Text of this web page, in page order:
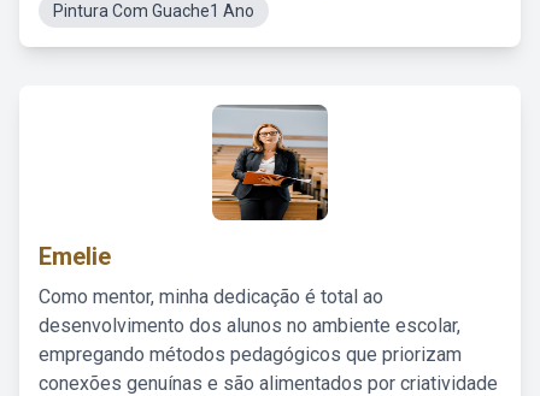
Pintura Com Guache1 Ano
Emelie
Como mentor, minha dedicação é total ao
desenvolvimento dos alunos no ambiente escolar,
empregando métodos pedagógicos que priorizam
conexões genuínas e são alimentados por criatividade